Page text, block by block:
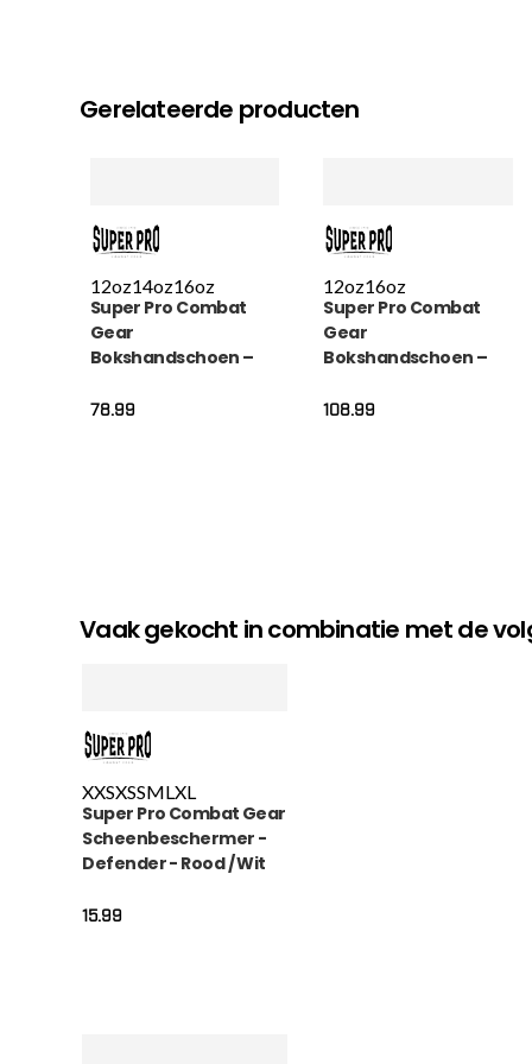
Gerelateerde producten
12oz14oz16oz
Super Pro Combat
Gear
Bokshandschoen –
Blauw / Rood / Wit
78.99
12oz16oz
Super Pro Combat
Gear
Bokshandschoen –
(thai) – Zwart / Wit
108.99
Vaak gekocht in combinatie met de
XXSXSSMLXL
Super Pro Combat Gear
Scheenbeschermer -
Defender - Rood / Wit
15.99